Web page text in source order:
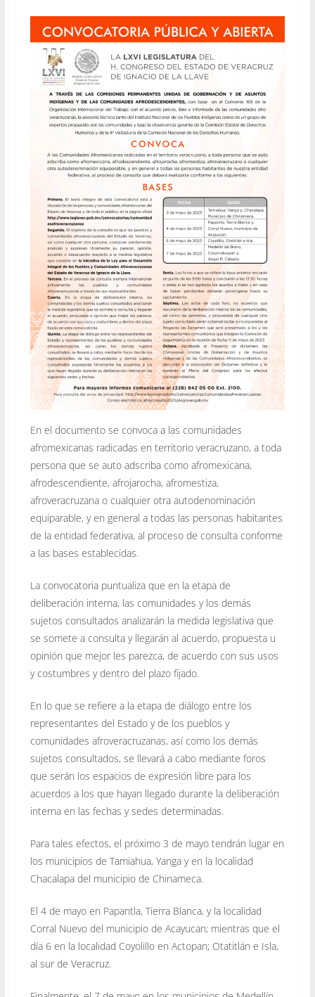
En el documento se convoca a las comunidades
afromexicanas radicadas en territorio veracruzano, a toda
persona que se auto adscriba como afromexicana,
afrodescendiente, afrojarocha, afromestiza,
afroveracruzana o cualquier otra autodenominación
equiparable, y en general a todas las personas habitantes
de la entidad federativa, al proceso de consulta conforme
a las bases establecidas.
La convocatoria puntualiza que en la etapa de
deliberación interna, las comunidades y los demás
sujetos consultados analizarán la medida legislativa que
se somete a consulta y llegarán al acuerdo, propuesta u
opinión que mejor les parezca, de acuerdo con sus usos
y costumbres y dentro del plazo fijado.
En lo que se refiere a la etapa de diálogo entre los
representantes del Estado y de los pueblos y
comunidades afroveracruzanas, así como los demás
sujetos consultados, se llevará a cabo mediante foros
que serán los espacios de expresión libre para los
acuerdos a los que hayan llegado durante la deliberación
interna en las fechas y sedes determinadas.
Para tales efectos, el próximo 3 de mayo tendrán lugar en
los municipios de Tamiahua, Yanga y en la localidad
Chacalapa del municipio de Chinameca.
El 4 de mayo en Papantla, Tierra Blanca, y la localidad
Corral Nuevo del municipio de Acayucan; mientras que el
día 6 en la localidad Coyolillo en Actopan; Otatitlán e Isla,
al sur de Veracruz.